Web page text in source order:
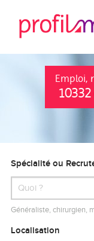
Emploi,
Spécialité ou
Généraliste, chirurgien,
Localisation